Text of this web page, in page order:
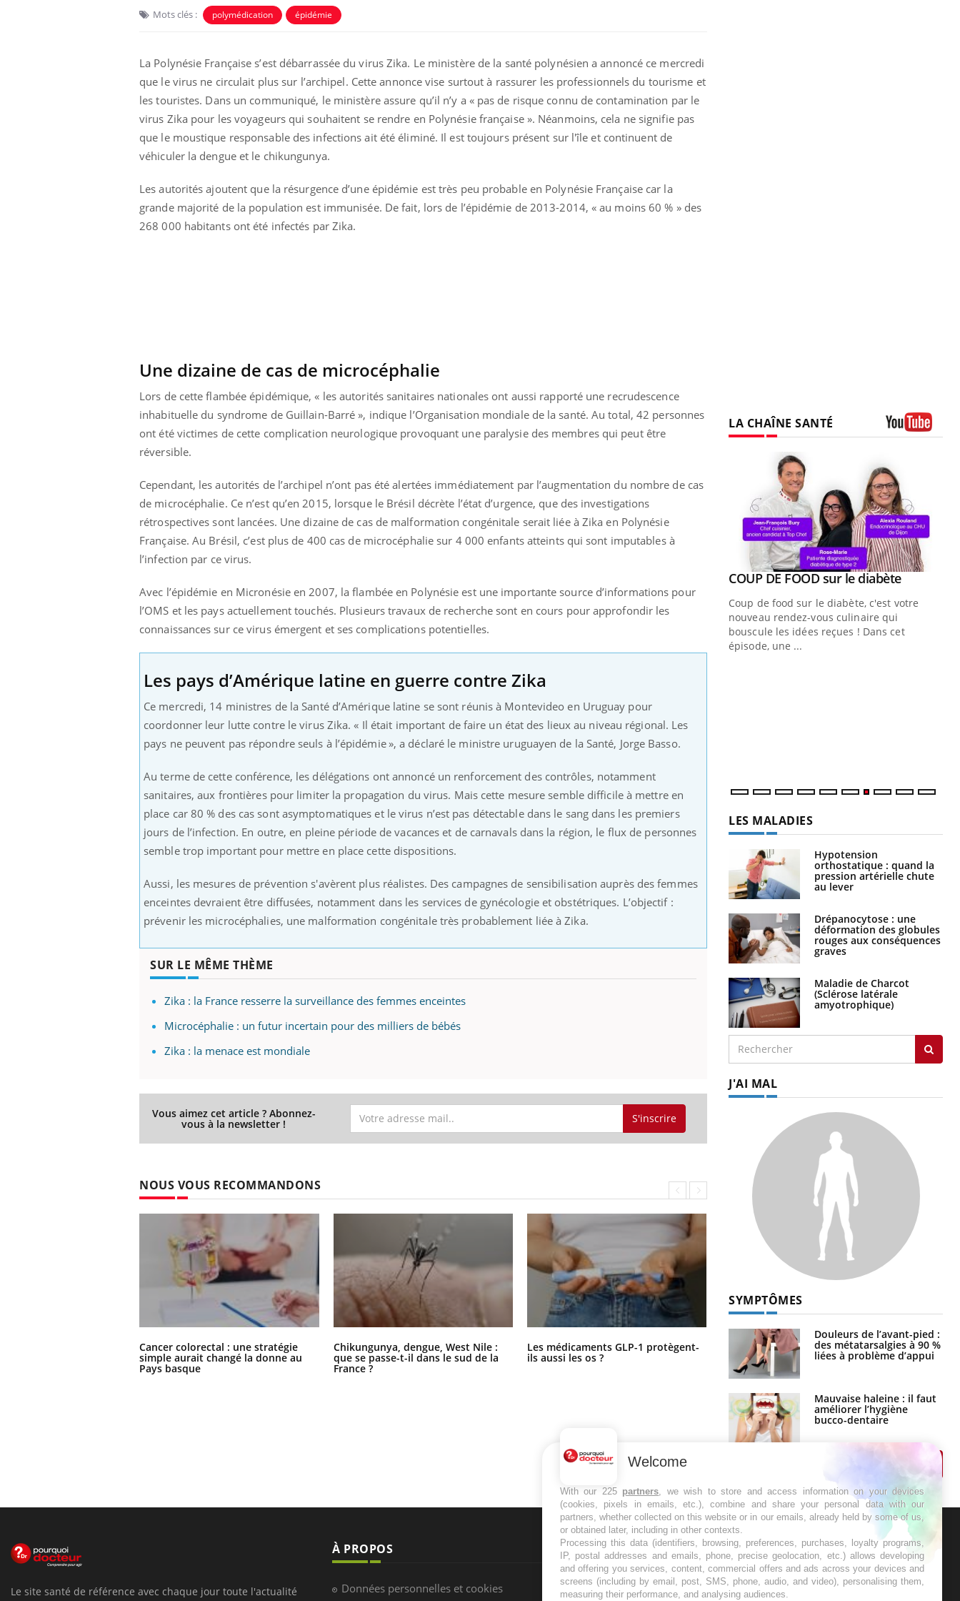
Mots clés : polymédication épidémie
La Polynésie Française s’est débarrassée du virus Zika. Le ministère de la santé polynésien a annoncé ce mercredi
que le virus ne circulait plus sur l’archipel. Cette annonce vise surtout à rassurer les professionnels du tourisme et
les touristes. Dans un communiqué, le ministère assure qu’il n’y a « pas de risque connu de contamination par le
virus Zika pour les voyageurs qui souhaitent se rendre en Polynésie française ». Néanmoins, cela ne signifie pas
que le moustique responsable des infections ait été éliminé. Il est toujours présent sur l'île et continuent de
véhiculer la dengue et le chikungunya.
Les autorités ajoutent que la résurgence d’une épidémie est très peu probable en Polynésie Française car la
grande majorité de la population est immunisée. De fait, lors de l’épidémie de 2013-2014, « au moins 60 % » des
268 000 habitants ont été infectés par Zika.
Une dizaine de cas de microcéphalie
Lors de cette flambée épidémique, « les autorités sanitaires nationales ont aussi rapporté une recrudescence
inhabituelle du syndrome de Guillain-Barré », indique l’Organisation mondiale de la santé. Au total, 42 personnes
ont été victimes de cette complication neurologique provoquant une paralysie des membres qui peut être
réversible.
Cependant, les autorités de l’archipel n’ont pas été alertées immédiatement par l’augmentation du nombre de cas
de microcéphalie. Ce n’est qu’en 2015, lorsque le Brésil décrète l’état d’urgence, que des investigations
rétrospectives sont lancées. Une dizaine de cas de malformation congénitale serait liée à Zika en Polynésie
Française. Au Brésil, c’est plus de 400 cas de microcéphalie sur 4 000 enfants atteints qui sont imputables à
l’infection par ce virus.
Avec l’épidémie en Micronésie en 2007, la flambée en Polynésie est une importante source d’informations pour
l’OMS et les pays actuellement touchés. Plusieurs travaux de recherche sont en cours pour approfondir les
connaissances sur ce virus émergent et ses complications potentielles.
Les pays d’Amérique latine en guerre contre Zika
Ce mercredi, 14 ministres de la Santé d’Amérique latine se sont réunis à Montevideo en Uruguay pour
coordonner leur lutte contre le virus Zika. « Il était important de faire un état des lieux au niveau régional. Les
pays ne ­peuvent pas répondre seuls à l’épidémie », a déclaré le ministre ­uruguayen de la Santé, Jorge Basso.
Au terme de cette conférence, les délégations ont annoncé un renforcement des contrôles, notamment
sanitaires, aux frontières pour limiter la propagation du virus. Mais cette mesure semble difficile à mettre en
place car 80 % des cas sont asymptomatiques et le virus n’est pas détectable dans le sang dans les premiers
jours de l’infection. En outre, en pleine période de vacances et de carnavals dans la région, le flux de personnes
semble trop important pour mettre en place cette dispositions.
Aussi, les mesures de prévention s'avèrent plus réalistes. Des campagnes de sensibilisation auprès des femmes
enceintes devraient être diffusées, notamment dans les services de gynécologie et obstétriques. L’objectif :
prévenir les microcéphalies, une malformation congénitale très probablement liée à Zika.
SUR LE MÊME THÈME
Zika : la France resserre la surveillance des femmes enceintes
Microcéphalie : un futur incertain pour des milliers de bébés
Zika : la menace est mondiale
Vous aimez cet article ? Abonnez-
vous à la newsletter ! S'inscrire
NOUS VOUS RECOMMANDONS
Cancer colorectal : une stratégie
simple aurait changé la donne au
Pays basque
Chikungunya, dengue, West Nile :
que se passe-t-il dans le sud de la
France ?
Les médicaments GLP-1 protègent-
ils aussi les os ?
Cytomégalovirus : ce qui change
dans la prise en charge des femmes
enceintes
LA CHAÎNE SANTÉ
préparer pour l’été !Youtube
L'été arrive… et avec lui, un tout nouveau
rythme de vie ! Vacances, plage, piscine,
Le Ramadan approche, et, pour de
nombreuses personnes atteintes de
diabète, c'est une période de questions, de
faciliter l’accès à la médecine
préventiveYoutube
numérique » permet ...
Youtube
COUP DE FOOD sur le diabèteYoutube
Coup de food sur le diabète, c'est votre
nouveau rendez-vous culinaire qui
bouscule les idées reçues ! Dans cet
épisode, une ...
LES MALADIES
Hypotension
orthostatique : quand la
pression artérielle chute
au lever
Drépanocytose : une
déformation des globules
rouges aux conséquences
graves
Maladie de Charcot
(Sclérose latérale
amyotrophique)
J'AI MAL
SYMPTÔMES
Douleurs de l’avant-pied :
des métatarsalgies à 90 %
liées à problème d’appui
Mauvaise haleine : il faut
améliorer l’hygiène
bucco-dentaire
Le site santé de référence avec chaque jour toute l'actualité
À PROPOS
Données personnelles et cookies
NEWSLETTER
Recevez toutes les semaines les meilleures
infos santé
Welcome
With our 225 partners, we wish to store and access information on your devices
(cookies, pixels in emails, etc.), combine and share your personal data with our
partners, whether collected on this website or in our emails, already held by some of us,
or obtained later, including in other contexts.
Processing this data (identifiers, browsing, preferences, purchases, loyalty programs,
IP, postal addresses and emails, phone, precise geolocation, etc.) allows developing
and offering you services, content, commercial offers and ads across your devices and
screens (including by email, post, SMS, phone, audio, and video), personalising them,
measuring their performance, and analysing audiences.